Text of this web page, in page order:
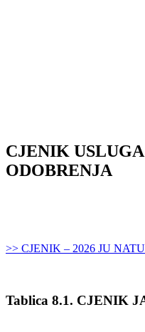
CJENIK
ODOBRENJA
>> CJENIK – 2026 JU
Tablica 8.1. CJENIK